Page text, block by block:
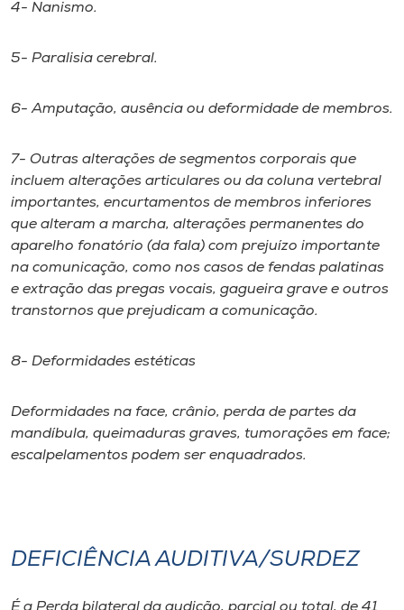
A+
4- Nanismo.
5- Paralisia cerebral.
6- Amputação, ausência ou deformidade de membros.
7- Outras alterações de segmentos corporais que
incluem alterações articulares ou da coluna vertebral
importantes, encurtamentos de membros inferiores
que alteram a marcha, alterações permanentes do
aparelho fonatório (da fala) com prejuízo importante
na comunicação, como nos casos de fendas palatinas
e extração das pregas vocais, gagueira grave e outros
transtornos que prejudicam a comunicação.
8- Deformidades estéticas
Deformidades na face, crânio, perda de partes da
mandíbula, queimaduras graves, tumorações em face;
escalpelamentos podem ser enquadrados.
DEFICIÊNCIA AUDITIVA/SURDEZ